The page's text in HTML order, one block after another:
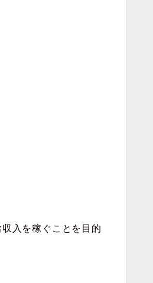
入を稼ぐことを目的